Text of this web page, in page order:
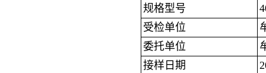
规格型号
受检单位
委托单位
接样日期